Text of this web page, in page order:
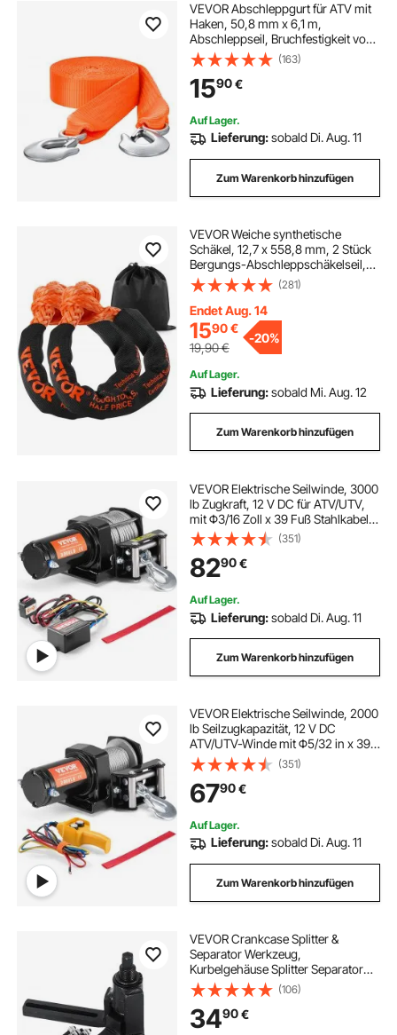
VEVOR Abschleppgurt für ATV mit
Haken, 50,8 mm x 6,1 m,
Abschleppseil, Bruchfestigkeit von
7700 kg, Bergungsseil mit
Sicherheitshaken für LKW und
Fahrzeuge, Abschleppzubehör für
Pannenhilfe
(163)
1590€
Auf Lager.
Lieferung:sobald Di. Aug. 11
Zum Warenkorb hinzufügen
VEVOR Weiche synthetische
Schäkel, 12,7 x 558,8 mm, 2 Stück
Bergungs-Abschleppschäkelseil,
20T Bruchfestigkeit,
Aufbewahrungstasche für UTV,
ATV, LKW, Jeep, Geländefahrzeuge,
Orange
(281)
Endet Aug. 14
1590€
19,90€
-20%
Auf Lager.
Lieferung:sobald Mi. Aug. 12
Zum Warenkorb hinzufügen
VEVOR Elektrische Seilwinde, 3000
lb Zugkraft, 12 V DC für ATV/UTV,
mit Φ3/16 Zoll x 39 Fuß Stahlkabel,
Rollenseilführung,
Kabelfernbedienung, IP55
Wasserbeständigkeit, Ideal für UTV
ATV Offroad-Bergung
(351)
8290€
Auf Lager.
Lieferung:sobald Di. Aug. 11
Zum Warenkorb hinzufügen
VEVOR Elektrische Seilwinde, 2000
lb Seilzugkapazität, 12 V DC
ATV/UTV-Winde mit Φ5/32 in x 39
ft 7-Strang-Stahlkabelrolle,
Kabelfernbedienung, IP55
wasserdicht zum Abschleppen von
UTV ATV im Gelände
(351)
6790€
Auf Lager.
Lieferung:sobald Di. Aug. 11
Zum Warenkorb hinzufügen
VEVOR Crankcase Splitter &
Separator Werkzeug,
Kurbelgehäuse Splitter Separator
Motorrad Kurbelgehäuse Splitter
Motorrad Automotive Dirt Bike ATV,
Kurbelgehäuse Splitter Separator
(106)
3490€